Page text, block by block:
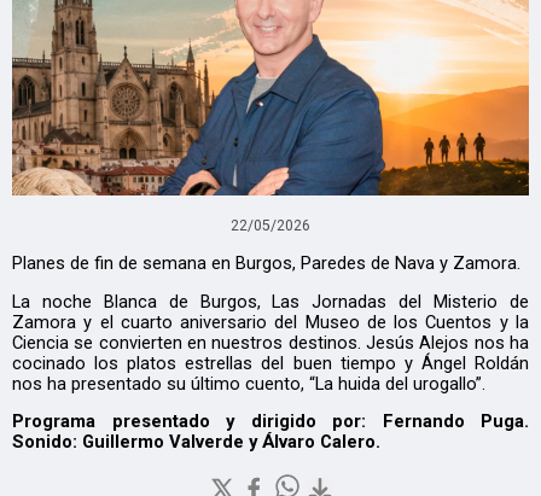
22/05/2026
Planes de fin de semana en Burgos, Paredes de Nava y Zamora.
La noche Blanca de Burgos, Las Jornadas del Misterio de
Zamora y el cuarto aniversario del Museo de los Cuentos y la
Ciencia se convierten en nuestros destinos. Jesús Alejos nos ha
cocinado los platos estrellas del buen tiempo y Ángel Roldán
nos ha presentado su último cuento, “La huida del urogallo”.
Programa presentado y dirigido por: Fernando Puga.
Sonido: Guillermo Valverde y Álvaro Calero.